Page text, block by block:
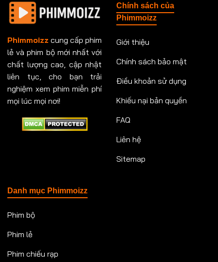
Phimmoizz cung cấp phim
lẻ và phim bộ mới nhất với
chất lượng cao, cập nhật
liên tục, cho bạn trải
nghiệm xem phim miễn phí
mọi lúc mọi nơi!
Chính sách của
Phimmoizz
Giới thiệu
Chính sách bảo mật
Điều khoản sử dụng
Khiếu nại bản quyền
FAQ
Liên hệ
Sitemap
Danh mục Phimmoizz
Phim bộ
Phim lẻ
Phim chiếu rạp